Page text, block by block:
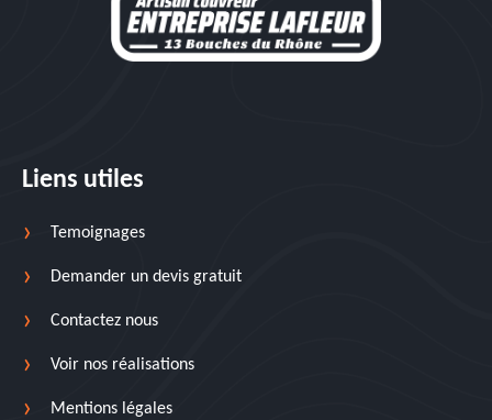
Liens utiles
Temoignages
Demander un devis gratuit
Contactez nous
Voir nos réalisations
Mentions légales